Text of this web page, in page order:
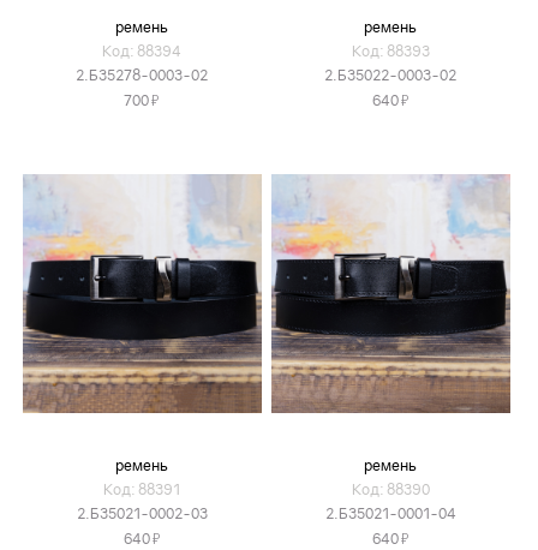
ремень
Код: 88394
2.Б35278-0003-02
700Я
ремень
Код: 88393
2.Б35022-0003-02
640Я
ремень
Код: 88391
2.Б35021-0002-03
640Я
ремень
Код: 88390
2.Б35021-0001-04
640Я